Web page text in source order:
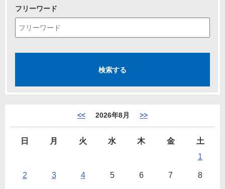
フリーワード
<< 2026年8月 >>
日 月 火 水 木 金
土
1
2 3 4 5 6 7 8